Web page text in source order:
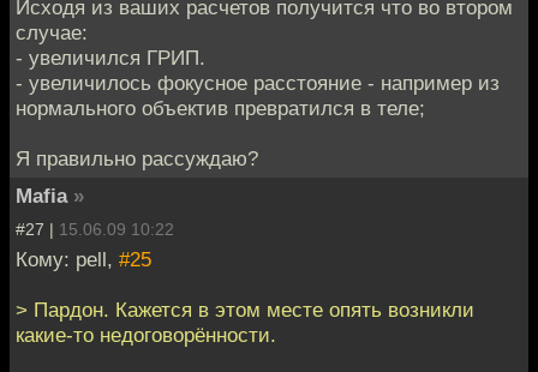
Исходя из ваших расчетов получится что во втором
случае:
- увеличился ГРИП.
- увеличилось фокусное расстояние - например из
нормального объектив превратился в теле;
Я правильно рассуждаю?
Mafia »
#27 | 15.06.09 10:22
Кому: pell, #25
> Пардон. Кажется в этом месте опять возникли
какие-то недоговорённости.